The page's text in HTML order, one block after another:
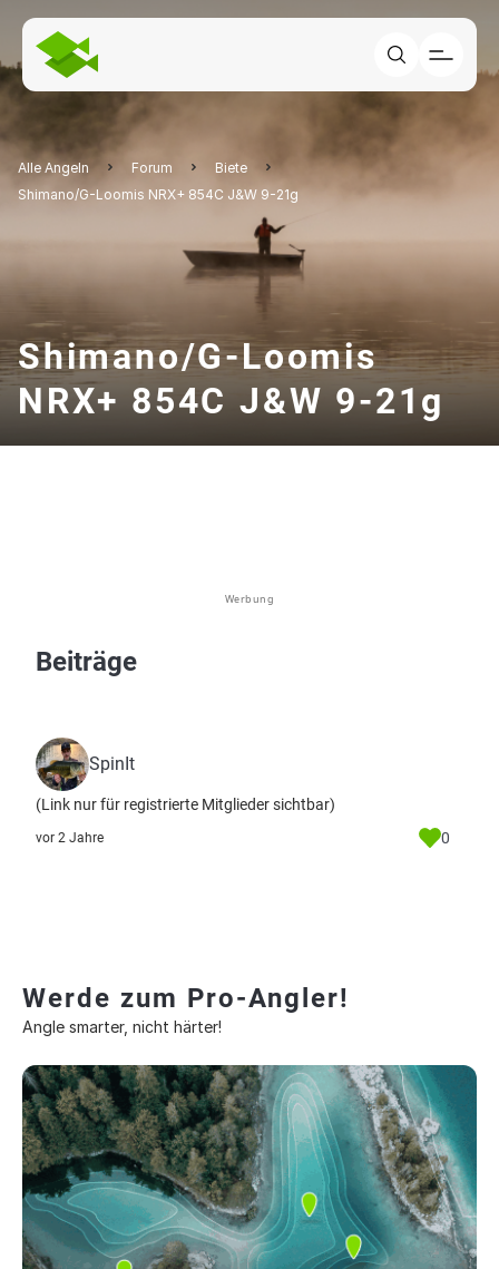
Alle Angeln Forum
Biete
Shimano/G-Loomis NRX+ 854C J&W 9-21g
Shimano/G-Loomis
NRX+ 854C J&W 9-21g
Werbung
Beiträge
SpinIt
(Link nur für registrierte Mitglieder sichtbar)
vor 2 Jahre 0
Werde zum Pro-Angler!
Angle smarter, nicht härter!